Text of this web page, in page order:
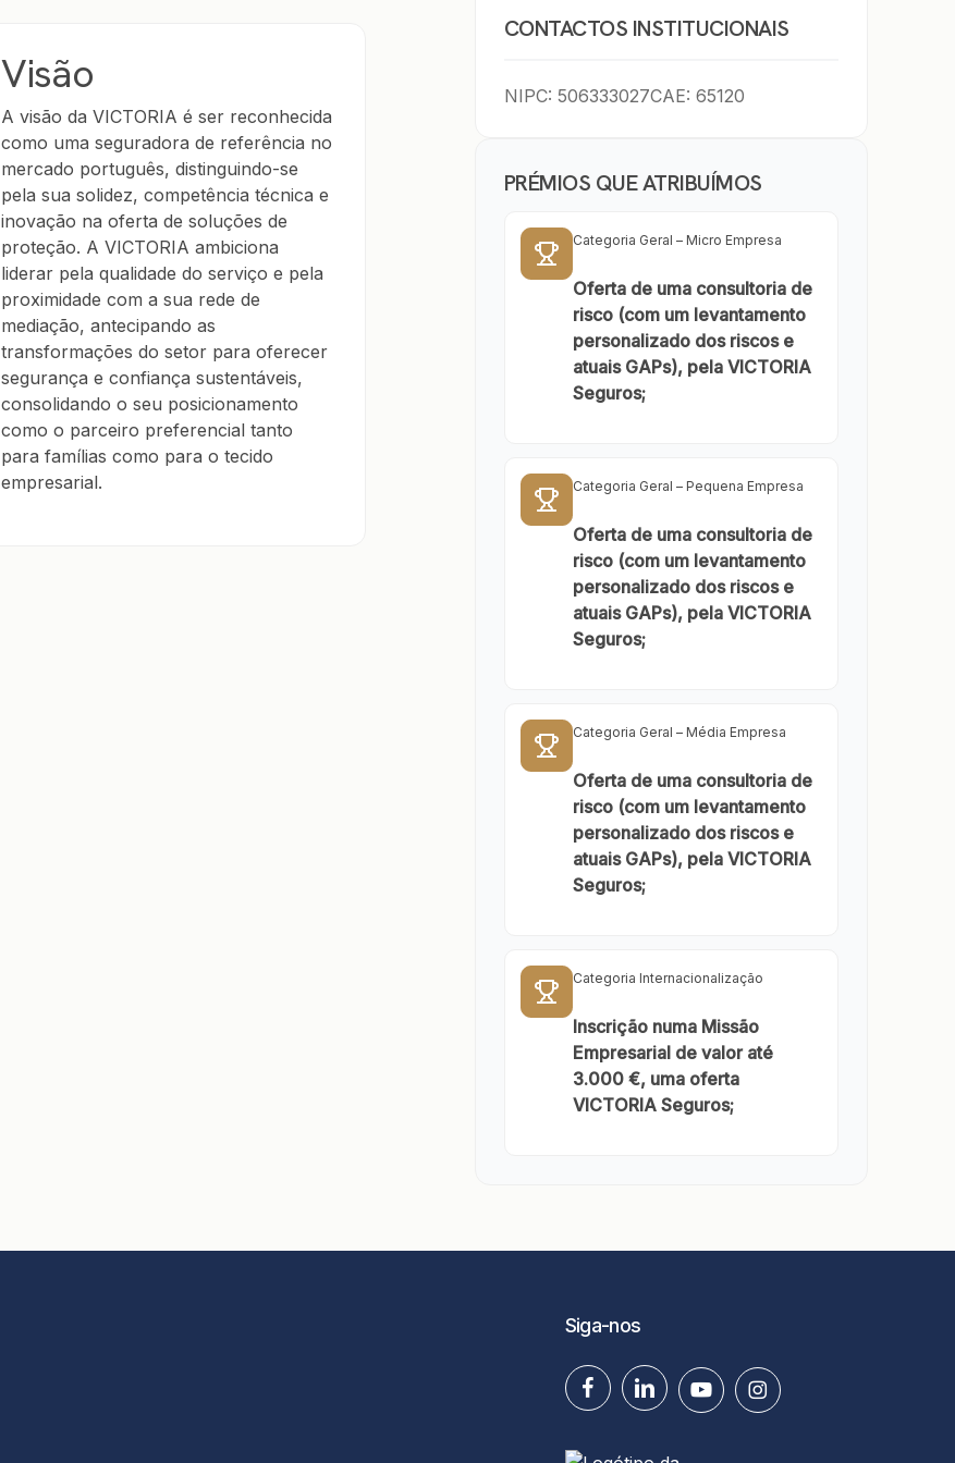
Visão
A visão da VICTORIA é ser reconhecida
como uma seguradora de referência no
mercado português, distinguindo-se
pela sua solidez, competência técnica e
inovação na oferta de soluções de
proteção. A VICTORIA ambiciona
liderar pela qualidade do serviço e pela
proximidade com a sua rede de
mediação, antecipando as
transformações do setor para oferecer
segurança e confiança sustentáveis,
consolidando o seu posicionamento
como o parceiro preferencial tanto
para famílias como para o tecido
empresarial.
CONTACTOS INSTITUCIONAIS
NIPC: 506333027CAE: 65120
PRÉMIOS QUE ATRIBUÍMOS
Categoria Geral – Micro Empresa
Oferta de uma consultoria de
risco (com um levantamento
personalizado dos riscos e
atuais GAPs), pela VICTORIA
Seguros;
Categoria Geral – Pequena Empresa
Oferta de uma consultoria de
risco (com um levantamento
personalizado dos riscos e
atuais GAPs), pela VICTORIA
Seguros;
Categoria Geral – Média Empresa
Oferta de uma consultoria de
risco (com um levantamento
personalizado dos riscos e
atuais GAPs), pela VICTORIA
Seguros;
Categoria Internacionalização
Inscrição numa Missão
Empresarial de valor até
3.000 €, uma oferta
VICTORIA Seguros;
Siga-nos
facebooklinkedinyoutubeinstagram